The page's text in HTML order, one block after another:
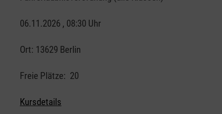
06.11.2026 , 08:30 Uhr
Ort: 13629 Berlin
Freie Plätze: 20
Kursdetails